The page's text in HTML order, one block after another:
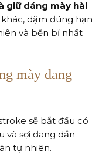
giữ dáng mày hài
dặm đúng hạn
và bền bỉ nhất
mày đang
sẽ bắt đầu có
và sợi đang dần
tự nhiên.